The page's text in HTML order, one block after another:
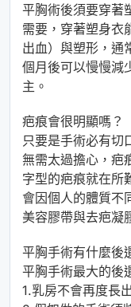
平胸術後須要穿著
需要，穿著塑身衣
出血）與塑形，通
個月後可以慢慢減
主。
疤痕會很明顯嗎？
只要是手術必有切
無需太過擔心，疤
字型的疤痕就在所
會因個人的體質不
美容膠帶與去疤凝
平胸手術有什麼後
平胸手術最大的後
1.乳房不會再度長